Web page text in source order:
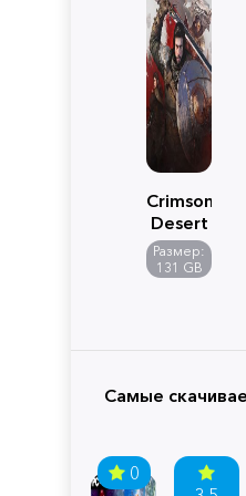
Crimson
Desert
Размер:
131 GB
Самые
0